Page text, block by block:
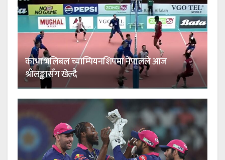
काभा भलिबल च्याम्पियनशिपमा नेपालले आज
श्रीलङ्कासँग खेल्दै